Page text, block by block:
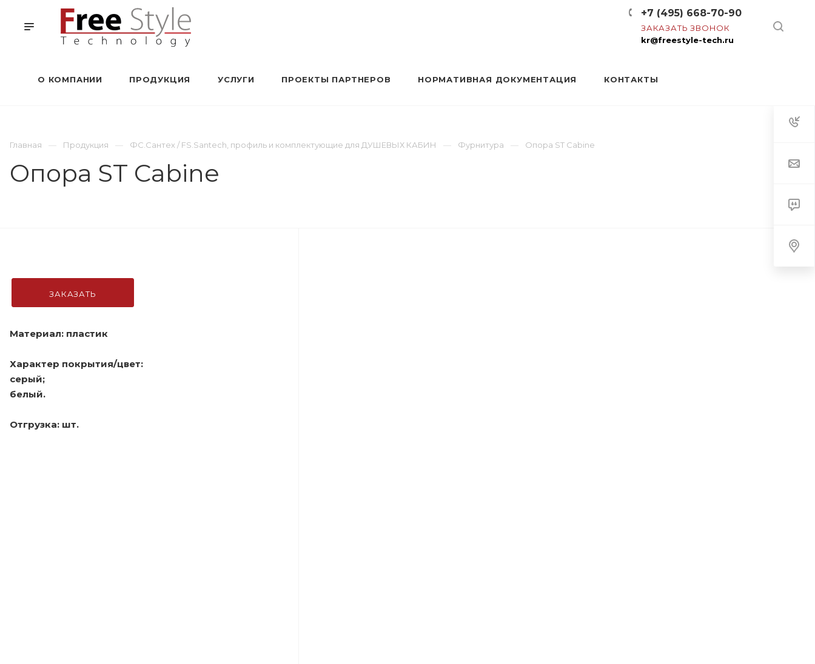
+7 (495) 668-70-90
ЗАКАЗАТЬ ЗВОНОК
kr@freestyle-tech.ru
О КОМПАНИИ ПРОДУКЦИЯ УСЛУГИ ПРОЕКТЫ ПАРТНЕРОВ НОРМАТИВНАЯ ДОКУМЕНТАЦИЯ КОНТАКТЫ
Главная Продукция ФС.Сантех / FS.Santech, профиль и комплектующие для ДУШЕВЫХ КАБИН Фурнитура Опора ST Cabine
Опора ST Cabine
ЗАКАЗАТЬ
Материал: пластик
Характер покрытия/цвет:
серый;
белый.
Отгрузка: шт.